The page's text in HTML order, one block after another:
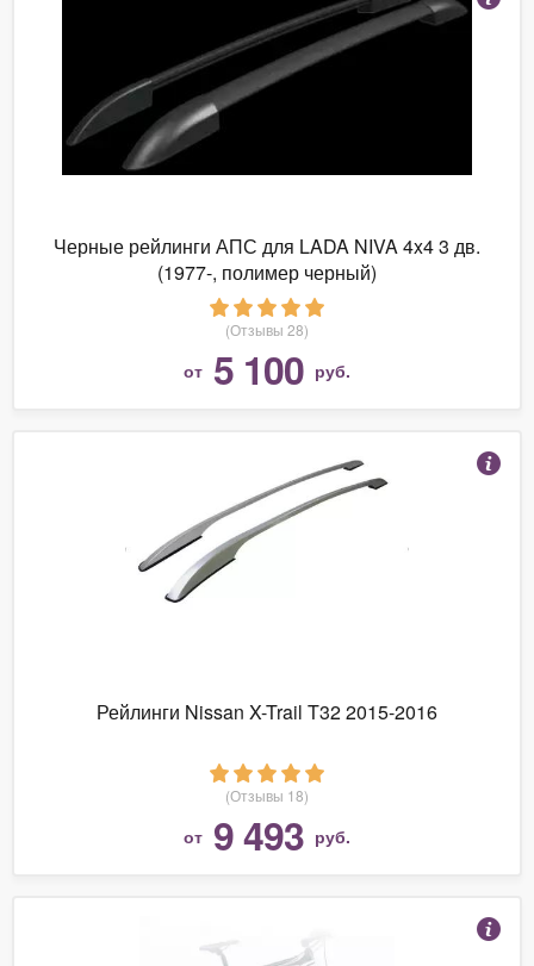
Черные рейлинги АПС для LADA NIVA 4x4 3 дв.
(1977-, полимер черный)
(Отзывы 28)
от 5 100 руб.
Рейлинги Nissan X-Trail T32 2015-2016
(Отзывы 18)
от 9 493 руб.